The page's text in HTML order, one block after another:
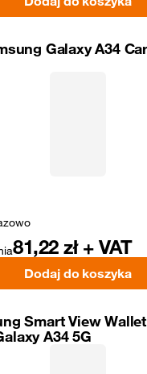
Galaxy A34
81,22 zł + VAT
Dodaj do koszyka
Smart View
A34 5G